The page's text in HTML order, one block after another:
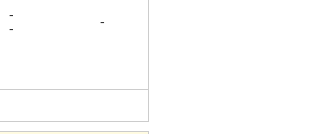
-
-
-